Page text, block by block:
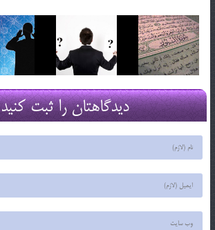
دیدگاهتان را ثبت کنید